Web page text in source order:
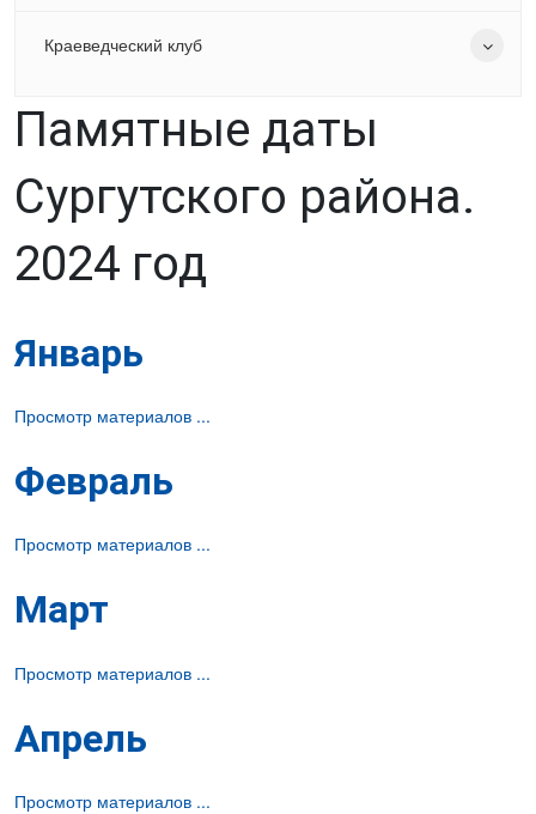
Краеведческий клуб
Памятные даты
Сургутского района.
2024 год
Январь
Просмотр материалов ...
Февраль
Просмотр материалов ...
Март
Просмотр материалов ...
Апрель
Просмотр материалов ...